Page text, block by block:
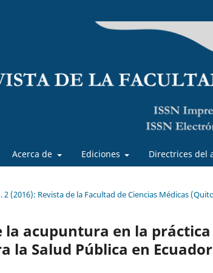
Acerca de Ediciones Directrices del
2 (2016): Revista de la Facultad de Ciencias Médicas
la acupuntura en la
la Salud Pública en Ecuador